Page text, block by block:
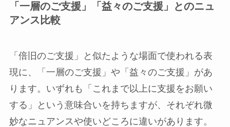
「一層のご支援」「益々のご支援」とのニュ
アンス比較
「倍旧のご支援」と似たような場面で使われる表
現に、「一層のご支援」や「益々のご支援」があ
ります。いずれも「これまで以上に支援をお願い
する」という意味合いを持ちますが、それぞれ微
妙なニュアンスや使いどころに違いがあります。